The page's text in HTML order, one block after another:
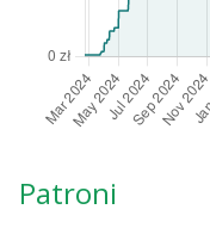
Patroni